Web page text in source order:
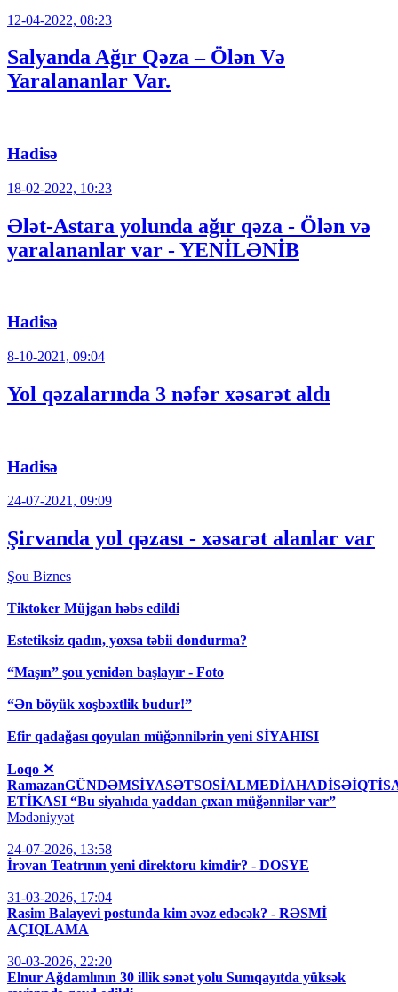
12-04-2022, 08:23
Salyanda Ağır Qəza – Ölən Və
Yaralananlar Var.
Hadisə
18-02-2022, 10:23
Ələt-Astara yolunda ağır qəza - Ölən və
yaralananlar var - YENİLƏNİB
Hadisə
8-10-2021, 09:04
Yol qəzalarında 3 nəfər xəsarət aldı
Hadisə
24-07-2021, 09:09
Şirvanda yol qəzası - xəsarət alanlar var
Şou Biznes
Tiktoker Müjgan həbs edildi
Estetiksiz qadın, yoxsa təbii dondurma?
“Maşın” şou yenidən başlayır - Foto
“Ən böyük xoşbəxtlik budur!”
Efir qadağası qoyulan müğənnilərin yeni SİYAHISI
Loqo ✕
ETİKASI “Bu siyahıda yaddan çıxan müğənnilər var”
Mədəniyyət
24-07-2026, 13:58
İrəvan Teatrının yeni direktoru kimdir? - DOSYE
31-03-2026, 17:04
Rasim Balayevi postunda kim əvəz edəcək? - RƏSMİ
AÇIQLAMA
30-03-2026, 22:20
Elnur Ağdamlının 30 illik sənət yolu Sumqayıtda yüksək